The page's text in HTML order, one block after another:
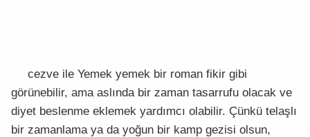
cezve ile Yemek yemek bir roman fikir gibi
görünebilir, ama aslında bir zaman tasarrufu olacak ve
diyet beslenme eklemek yardımcı olabilir. Çünkü telaşlı
bir zamanlama ya da yoğun bir kamp gezisi olsun,